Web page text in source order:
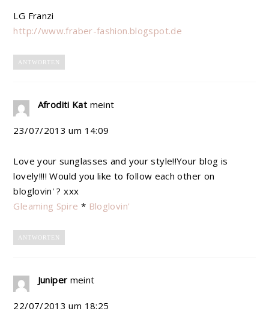
LG Franzi
http://www.fraber-fashion.blogspot.de
ANTWORTEN
Afroditi Kat meint
23/07/2013 um 14:09
Love your sunglasses and your style!!Your blog is
lovely!!!! Would you like to follow each other on
bloglovin' ? xxx
Gleaming Spire * Bloglovin'
ANTWORTEN
Juniper meint
22/07/2013 um 18:25